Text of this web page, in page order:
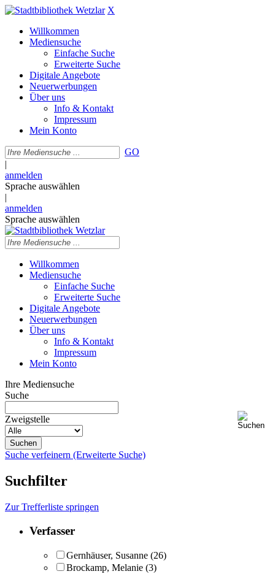
X
Willkommen
Mediensuche
Einfache Suche
Erweiterte Suche
Digitale Angebote
Neuerwerbungen
Über uns
Info & Kontakt
Impressum
Mein Konto
GO
|
anmelden
Sprache auswählen
|
anmelden
Sprache auswählen
Willkommen
Mediensuche
Einfache Suche
Erweiterte Suche
Digitale Angebote
Neuerwerbungen
Über uns
Info & Kontakt
Impressum
Mein Konto
Ihre Mediensuche
Suche
Zweigstelle
Suche verfeinern (Erweiterte Suche)
Suchfilter
Zur Trefferliste springen
Verfasser
Gernhäuser, Susanne (26)
Brockamp, Melanie (3)